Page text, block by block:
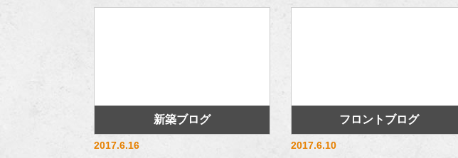
新築ブログ
2017.6.16
フロントブログ
2017.6.10